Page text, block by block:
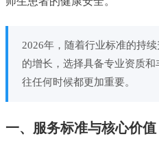
2026年，随着行业标准的持
的增长，选择具备专业资质
往任何时候都更加重要。
一、服务标准与核心价值